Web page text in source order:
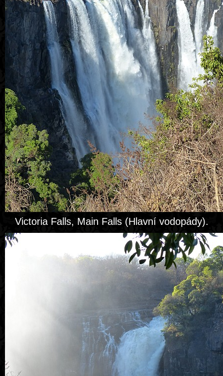
Victoria Falls, Main Falls (Hlavní vodopády).